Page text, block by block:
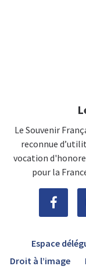
Le Souvenir
reconnue
vocation
pour la
Espace
Droit à l’image